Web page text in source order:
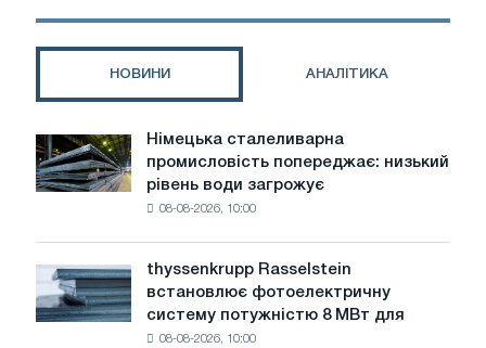
резервуарів
НОВИНИ АНАЛІТИКА
Німецька
сталеливарна
промисловість
води
загрожує
Німецька сталеливарна
промисловість попереджає: низький
рівень води загрожує
08-08-2026, 10:00
thyssenkrupp
Rasselstein
встановлює
фотоелектричну
thyssenkrupp Rasselstein
встановлює фотоелектричну
систему потужністю 8 МВт для
08-08-2026, 10:00